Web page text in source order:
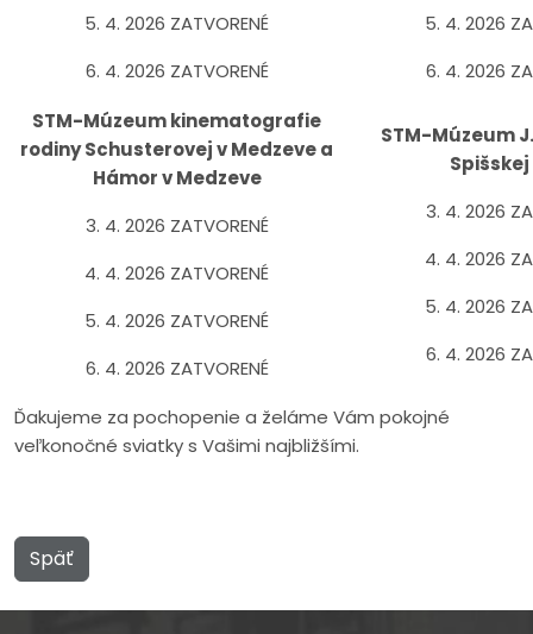
5. 4. 2026 ZATVORENÉ
6. 4. 2026 ZATVORENÉ
5. 4. 2026
6. 4. 2026
STM-Múzeum kinematografie
rodiny Schusterovej v Medzeve a
Hámor v Medzeve
3. 4. 2026 ZATVORENÉ
4. 4. 2026 ZATVORENÉ
5. 4. 2026 ZATVORENÉ
6. 4. 2026 ZATVORENÉ
STM-Múzeum
3. 4. 2026
4. 4. 2026
5. 4. 2026
6. 4. 2026
Ďakujeme za pochopenie a želáme Vám pokojné
veľkonočné sviatky s Vašimi najbližšími.
Späť